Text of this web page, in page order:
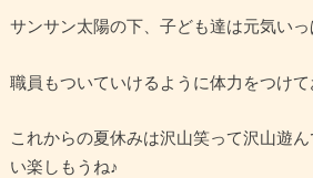
サンサン太陽の下、子ども達は元気いっ
職員もついていけるように体力をつけて
これからの夏休みは沢山笑って沢山遊
い楽しもうね♪